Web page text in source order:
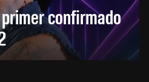
confirmado